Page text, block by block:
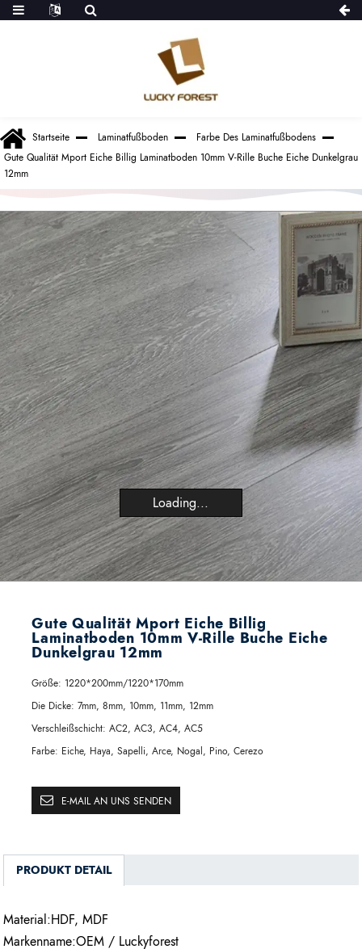
Startseite Laminatfußboden
Farbe Des Laminatfußbodens
Gute Qualität Mport Eiche Billig Laminatboden 10mm V-Rille Buche Eiche Dunkelgrau
12mm
Loading...
Gute Qualität Mport Eiche Billig
Laminatboden 10mm V-Rille Buche Eiche
Dunkelgrau 12mm
Größe: 1220*200mm/1220*170mm
Die Dicke: 7mm, 8mm, 10mm, 11mm, 12mm
Verschleißschicht: AC2, AC3, AC4, AC5
Farbe: Eiche, Haya, Sapelli, Arce, Nogal, Pino, Cerezo
E-MAIL AN UNS SENDEN
PRODUKT DETAIL
Material:HDF, MDF
Markenname:OEM / Luckyforest